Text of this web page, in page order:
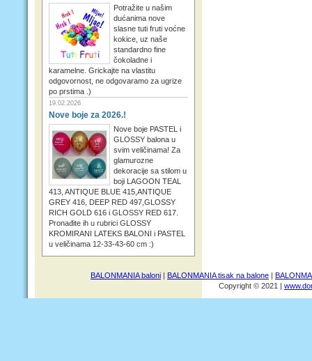
Potražite u našim
dućanima nove
slasne tuti fruti voćne
kokice, uz naše
standardno fine
čokoladne i
karamelne. Grickajte na vlastitu
odgovornost, ne odgovaramo za ugrize
po prstima .)
19.02.2026
Nove boje za 2026.!
Nove boje PASTEL i
GLOSSY balona u
svim veličinama! Za
glamurozne
dekoracije sa stilom u
boji LAGOON TEAL
413, ANTIQUE BLUE 415,ANTIQUE
GREY 416, DEEP RED 497,GLOSSY
RICH GOLD 616 i GLOSSY RED 617.
Pronađite ih u rubrici GLOSSY
KROMIRANI LATEKS BALONI i PASTEL
u veličinama 12-33-43-60 cm :)
BALONMANIA baloni | BALONMANIA tisak na balone |
Copyright © 2021 |